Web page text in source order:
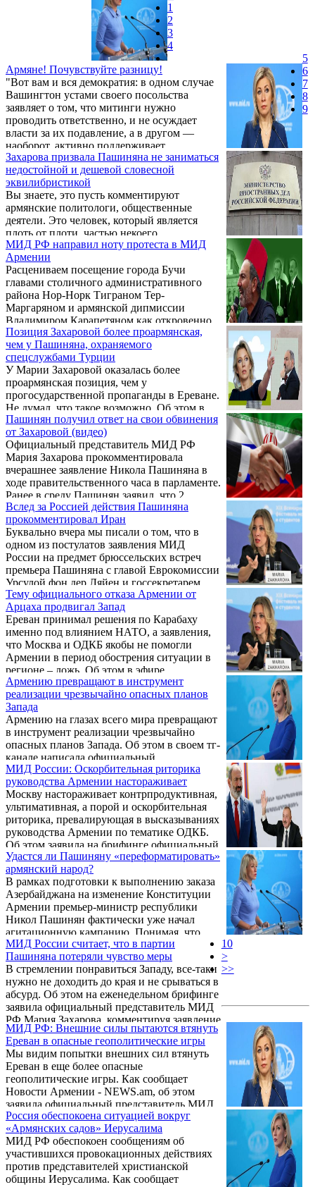
Армяне! Почувствуйте разницу!
"Вот вам и вся демократия: в одном случае
Вашингтон устами своего посольства
заявляет о том, что митинги нужно
проводить ответственно, и не осуждает
власти за их подавление, а в другом —
наоборот, активно поддерживает
учинённые западными иноагентами
беспорядки. Наглядная иллюстрация к тому
самому «миропорядку, основанному на
правилах», где именно США мановением
руки, исходя из конъюнктуры момента,
меняют любые «правила» под себя", -
написала в своем телеграм-канале
официальный представитель МИД России
...
Захарова призвала Пашиняна не заниматься
недостойной и дешевой словесной
эквилибристикой
Вы знаете, это пусть комментируют
армянские политологи, общественные
деятели. Это человек, который является
плоть от плоти, частью некоего
политического истеблишмента. Я оставляю
это на их усмотрение. Об этом 13 июня
заявила на еженедельном брифинге
официальный представитель МИД России
Мария Захарова.
МИД РФ направил ноту протеста в МИД
Армении
Расцениваем посещение города Бучи
главами столичного административного
района Нор-Норк Тиграном Тер-
Маргаряном и армянской дипмиссии
Владимиром Карапетяном как откровенно
недружественный шаг со стороны
официального Еревана. Об этом заявила
News.ru представитель МИД РФ Мария
Захарова.
Позиция Захаровой более проармянская,
чем у Пашиняна, охраняемого
спецслужбами Турции
У Марии Захаровой оказалась более
проармянская позиция, чем у
прогосударственной пропаганды в Ереване.
Не думал, что такое возможно. Об этом в
своем Телеграм канале написал политолог
Сергей Мелконян.
Пашинян получил ответ на свои обвинения
от Захаровой (видео)
Официальный представитель МИД РФ
Мария Захарова прокомментировала
вчерашнее заявление Никола Пашиняна в
ходе правительственного часа в парламенте.
Ранее в среду Пашинян заявил, что 2
страны ОДКБ участвовали в подготовке 44-
дневной войны 2020 года против Армении.
Вслед за Россией действия Пашиняна
прокомментировал Иран
Буквально вчера мы писали о том, что в
одном из постулатов заявления МИД
России на предмет брюссельских встреч
премьера Пашиняна с главой Еврокомиссии
Урсулой фон дер Ляйен и госсекретарем
США Энтони Блинкеном содержится
ясный и более чем важный с точки зрения
здравого смысла призыв к армянскому
руководству не рушить отношения с
Ираном. Важный и сам по себе, и в
контексте недавнего «совета» Госдепа США
властям Армении «проявлять осторожность
во всех отношениях с иранским режимом».
Тему официального отказа Армении от
Арцаха продвигал Запад
Ереван принимал решения по Карабаху
именно под влиянием НАТО, а заявления,
что Москва и ОДКБ якобы не помогли
Армении в период обострения ситуации в
регионе – ложь. Об этом в эфире
программы «Между тем» на телеканале
«Звезда» заявила официальный
представитель МИД России Мария
Захарова.
Армению превращают в инструмент
реализации чрезвычайно опасных планов
Запада
Армению на глазах всего мира превращают
в инструмент реализации чрезвычайно
опасных планов Запада. Об этом в своем тг-
канале написала официальный
представитель МИД России Мария
Захарова.
МИД России: Оскорбительная риторика
руководства Армении настораживает
Москву настораживает контрпродуктивная,
ультимативная, а порой и оскорбительная
риторика, превалирующая в высказываниях
руководства Армении по тематике ОДКБ.
Об этом заявила на брифинге официальный
представитель МИД РФ Мария Захарова.
Удастся ли Пашиняну «переформатировать»
армянский народ?
В рамках подготовки к выполнению заказа
Азербайджана на изменение Конституции
Армении премьер-министр республики
Никол Пашинян фактически уже начал
агитационную кампанию. Понимая, что
при падающем рейтинге правящей партии,
о чем свидетельствуют все социологические
опросы, трудно убедить сограждан в
конституционной реформе, для поддержки
которой надо заручиться поддержкой как
минимум четверти избирателей, агитацию
Пашинян начал с родной партии. В первую
очередь своих партийцев Пашинян
пытается убедить ...
МИД России считает, что в партии
Пашиняна потеряли чувство меры
В стремлении понравиться Западу, все-таки
нужно не доходить до края и не срываться в
абсурд. Об этом на еженедельном брифинге
заявила официальный представитель МИД
РФ Мария Захарова, комментируя заявление
председателя постоянной Комиссии
парламента Армении по внешним
отношениям, депутата от правящей партии
«Гражданский договор» Саркиса Ханданяна
о том, что переговоры Армении и
Азербайджана на площадках в Вашингтоне
и Брюсселе «имеет международный
авторитет и это добавляет им
легитимности».
МИД РФ: Внешние силы пытаются втянуть
Ереван в опасные геополитические игры
Мы видим попытки внешних сил втянуть
Ереван в еще более опасные
геополитические игры. Как сообщает
Новости Армении - NEWS.am, об этом
заявила официальный представитель МИД
РФ Мария Захарова.
Россия обеспокоена ситуацией вокруг
«Армянских садов» Иерусалима
МИД РФ обеспокоен сообщениям об
участившихся провокационных действиях
против представителей христианской
общины Иерусалима. Как сообщает
1
2
3
4
5
6
7
8
9
10
>
>>